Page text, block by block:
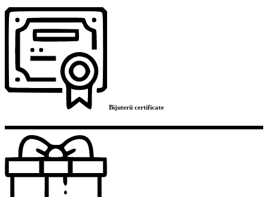
Bijuterii certificate